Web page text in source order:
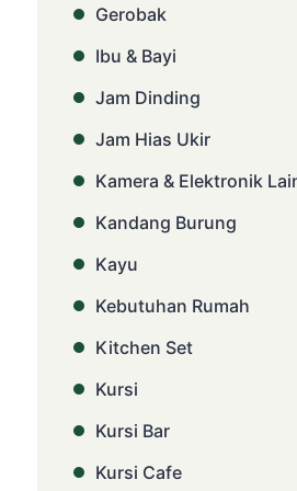
Gerobak
Ibu & Bayi
Jam Dinding
Jam Hias Ukir
Kamera & Elektronik
Kandang Burung
Kayu
Kebutuhan Rumah
Kitchen Set
Kursi
Kursi Bar
Kursi Cafe